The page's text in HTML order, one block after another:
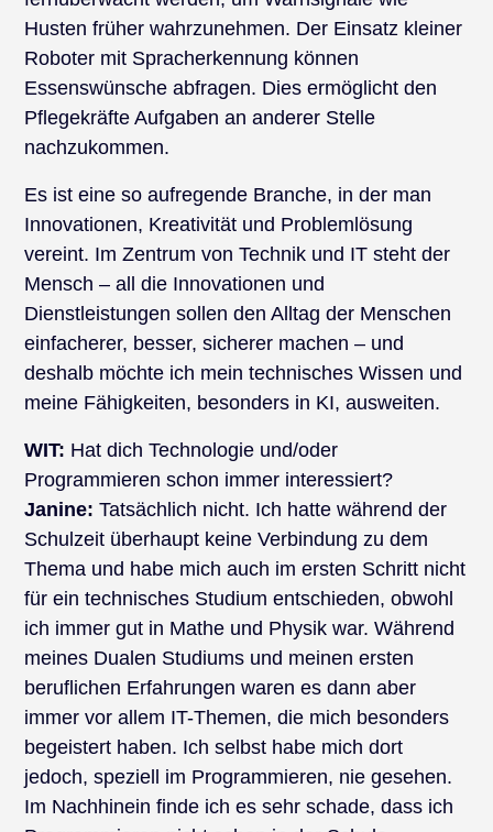
Husten früher wahrzunehmen. Der Einsatz kleiner
Roboter mit Spracherkennung können
Essenswünsche abfragen. Dies ermöglicht den
Pflegekräfte Aufgaben an anderer Stelle
nachzukommen.
Es ist eine so aufregende Branche, in der man
Innovationen, Kreativität und Problemlösung
vereint. Im Zentrum von Technik und IT steht der
Mensch – all die Innovationen und
Dienstleistungen sollen den Alltag der Menschen
einfacherer, besser, sicherer machen – und
deshalb möchte ich mein technisches Wissen und
meine Fähigkeiten, besonders in KI, ausweiten.
WIT: Hat dich Technologie und/oder
Programmieren schon immer interessiert?
Janine: Tatsächlich nicht. Ich hatte während der
Schulzeit überhaupt keine Verbindung zu dem
Thema und habe mich auch im ersten Schritt nicht
für ein technisches Studium entschieden, obwohl
ich immer gut in Mathe und Physik war. Während
meines Dualen Studiums und meinen ersten
beruflichen Erfahrungen waren es dann aber
immer vor allem IT-Themen, die mich besonders
begeistert haben. Ich selbst habe mich dort
jedoch, speziell im Programmieren, nie gesehen.
Im Nachhinein finde ich es sehr schade, dass ich